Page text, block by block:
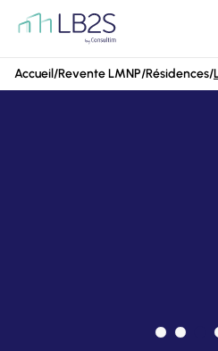
Aller au contenu
Accueil/Revente LMNP/Résidences/